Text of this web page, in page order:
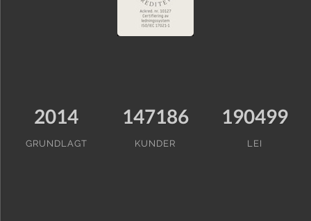
2014
GRUNDLAGT
147186
KUNDER
190499
LEI